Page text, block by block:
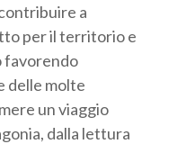
a
per il territorio e
favorendo
delle molte
un viaggio
dalla lettura